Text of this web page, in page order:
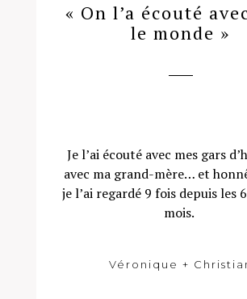
« On l’a écouté
le monde »
Je l’ai écouté avec mes gars
avec ma grand-mère… et
je l’ai regardé 9 fois depuis les
mois.
Véronique +